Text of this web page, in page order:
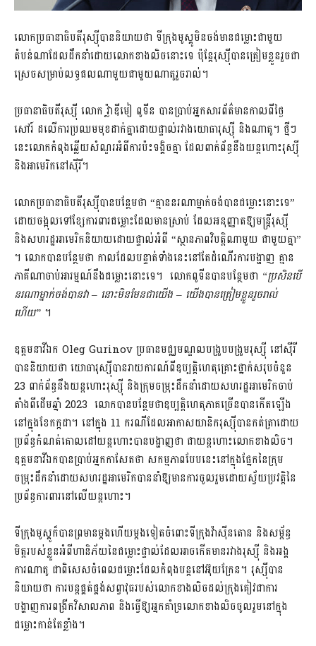
លោកប្រធានាធិបតីរុស្ស៊ីបាននិយាយថា ទីក្រុងមូស្គូមិនចង់មានជម្លោះជាមួយ
តំបន់ណាដែលដឹកនាំដោយលោកខាងលិចនោះទេ ប៉ុន្តែរុស្ស៊ីបានត្រៀមខ្លួនរួចជា
ស្រេចសម្រាប់លទ្ធផលណាមួយជាមួយណាតូរួចរាល់។
ប្រធានាធិបតីរុស្ស៊ី លោក វ្ល៉ាឌីមៀ ពូទីន បានប្រាប់អ្នកសារព័ត៌មានកាលពីថ្ងៃ
សៅរ៍ ដលើការប្រឈមមុខដាក់គ្នាដោយផ្ទាល់រវាងយោធារុស្ស៊ី និងណាតូ។ ថ្មីៗ​
នេះលោកកំពុង​ឆ្លើយ​សំណួរ​អំពី​ការ​ប៉ះ​ទង្គិច​គ្នា​ ដែល​ពាក់ព័ន្ធ​នឹង​យន្តហោះ​រុស្ស៊ី
និង​អាមេរិក​នៅ​ស៊ីរី។
លោកប្រធានាធិបតីរុស្ស៊ីបានបន្ថែមថា “គ្មាននរណាម្នាក់ចង់បានជម្លោះនោះទេ”
ដោយចង្អុលទៅខ្សែការពារជម្លោះដែលមានស្រាប់ ដែលអនុញ្ញាតឱ្យមន្រ្តីរុស្ស៊ី
និងសហរដ្ឋអាមេរិកនិយាយដោយផ្ទាល់អំពី “ស្ថានភាពវិបត្តិណាមួយ ជាមួយគ្នា”
។ លោក​បាន​បន្ថែម​ថា កាល​ដែល​បន្ទាត់​ទាំង​នេះ​នៅ​តែ​ដំណើរការ​បង្ហាញ ​​គ្មាន​
ភាគី​ណា​ចាប់​អារម្មណ៍​នឹង​ជម្លោះ​នោះ​ទេ។ លោកពូទីនបានបន្ថែមថា “ប្រសិនបើ
នរណាម្នាក់ចង់បានវា – នោះមិនមែនជាយើង – យើងបានត្រៀមខ្លួនរួចរាល់
ហើយ” ។
ឧត្តមនាវីឯក Oleg Gurinov ប្រធានមជ្ឈមណ្ឌលបង្រួបបង្រួមរុស្ស៊ី នៅស៊ីរី
បាននិយាយថា យោធារុស្ស៊ីបានរាយការណ៍ពីឧប្បត្តិហេតុគ្រោះថ្នាក់សរុបចំនួន
23 ពាក់ព័ន្ធនឹងយន្តហោះរុស្ស៊ី និងក្រុមចម្រុះដឹកនាំដោយសហរដ្ឋអាមេរិកចាប់
តាំងពីដើមឆ្នាំ 2023 លោកបានបន្ថែមថាឧប្បត្តិហេតុភាគច្រើនបានកើតឡើង
នៅក្នុងខែកក្កដា។ នៅក្នុង 11 ករណីដែលអាកាសយានិករុស្ស៊ីបានកត់ត្រាដោយ
ប្រព័ន្ធកំណត់គោលដៅយន្តហោះបានបង្ហាញថា ជាយន្ដហោះលោកខាងលិច។
ឧត្តមនាវីឯកបានប្រាប់អ្នកកាសែតថា សកម្មភាពបែបនេះនៅក្នុងផ្នែកនៃក្រុម
ចម្រុះដឹកនាំដោយសហរដ្ឋអាមេរិកបាននាំឱ្យមានការចូលរួមដោយស្វ័យប្រវត្តិនៃ
ប្រព័ន្ធការពារនៅលើយន្តហោះ។
ទីក្រុងមូស្គូក៏បានព្រមានម្តងហើយម្តងទៀតចំពោះទីក្រុងវ៉ាស៊ីនតោន និងសម្ព័ន្ធ
មិត្តរបស់ខ្លួនអំពីហានិភ័យនៃជម្លោះផ្ទាល់ដែលអាចកើតមានរវាងរុស្ស៊ី និងអង្គ
ការណាតូ ជាពិសេសចំពេលជម្លោះដែលកំពុងបន្តនៅអ៊ុយក្រែន។ រុស្ស៊ីបាន
និយាយថា ការបន្តផ្គត់ផ្គង់សព្វាវុធរបស់លោកខាងលិចដល់ក្រុងគៀវជាការ
បង្ហាញការពង្រីកវិសាលភាព និងធ្វើឱ្យអ្នកគាំទ្រលោកខាងលិចចូលរួមនៅក្នុង
ជម្លោះកាន់តែខ្លាំង។